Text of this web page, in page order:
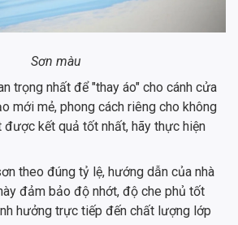
Sơn màu
trọng nhất để "thay áo" cho cánh cửa
mới mẻ, phong cách riêng cho không
kết quả tốt nhất, hãy thực hiện
theo đúng tỷ lệ, hướng dẫn của nhà
đảm bảo độ nhớt, độ che phủ tốt
hưởng trực tiếp đến chất lượng lớp